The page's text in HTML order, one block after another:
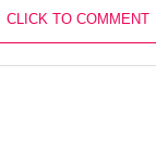
CLICK TO COMMENT